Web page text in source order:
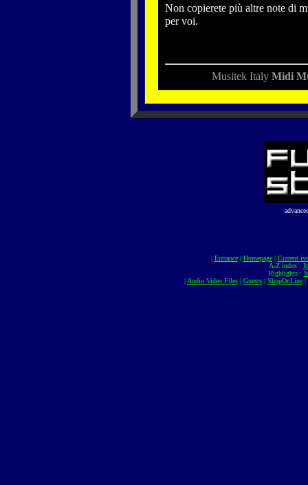
Non copierete più altre note di
per voi.
Musitek Italy Midi
| Entrance| Homepage| Current
A-Z index :
Highlights :
| Audio Video Files | Guests | ShopOnLine |